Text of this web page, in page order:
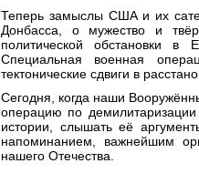
Теперь замыслы США и их
Донбасса, о мужество и
политической обстановки
Специальная военная
тектонические сдвиги в
Сегодня, когда наши
операцию по
истории, слышать её
напоминанием, важнейшим
нашего Отечества.